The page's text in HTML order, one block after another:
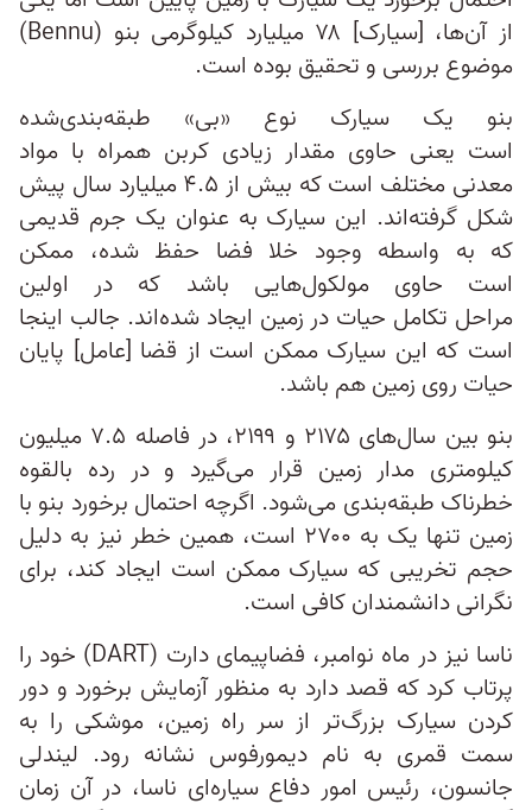
از آن‌ها، [سیارک] ۷۸ میلیارد کیلوگرمی بنو (Bennu)
موضوع بررسی و تحقیق بوده است.
بنو یک سیارک نوع «بی» طبقه‌بندی‌شده
است یعنی حاوی مقدار زیادی کربن همراه با مواد
معدنی مختلف است که بیش از ۴.۵ میلیارد سال پیش
شکل گرفته‌اند. این سیارک به عنوان یک جرم قدیمی
که به واسطه وجود خلا فضا حفظ شده، ممکن
است حاوی مولکول‌هایی باشد که در اولین
مراحل تکامل حیات در زمین ایجاد شده‌اند. جالب اینجا
است که این سیارک ممکن است از قضا [عامل] پایان
حیات روی زمین هم باشد.
بنو بین سال‌های ۲۱۷۵ و ۲۱۹۹، در فاصله ۷.۵ میلیون
کیلومتری مدار زمین قرار می‌گیرد و در رده بالقوه
خطرناک طبقه‌بندی می‌شود. اگرچه احتمال برخورد بنو با
زمین تنها یک به ۲۷۰۰ است، همین خطر نیز به دلیل
حجم تخریبی که سیارک ممکن است ایجاد کند، برای
نگرانی دانشمندان کافی است.
ناسا نیز در ماه نوامبر، فضاپیمای دارت (DART) خود را
پرتاب کرد که قصد دارد به منظور آزمایش برخورد و دور
کردن سیارک بزرگ‌تر از سر راه زمین، موشکی را به
سمت قمری به نام دیمورفوس نشانه رود. لیندلی
جانسون، رئیس امور دفاع سیاره‌ای ناسا، در آن زمان